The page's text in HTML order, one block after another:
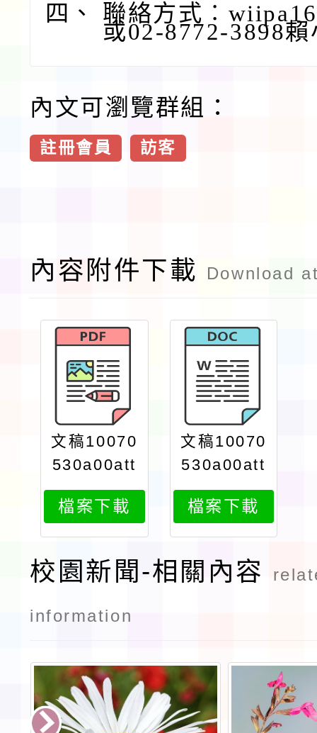
四、
聯絡方式
或02-8772-3898賴
內文可瀏覽群組：
註冊會員 訪客
內容附件下載 Download
文稿10070
530a00att
ch2
檔案下載
文稿10070
530a00att
ch1
檔案下載
校園新聞-相關內容
information